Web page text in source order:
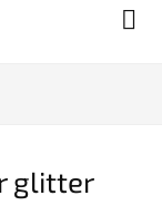
glitter